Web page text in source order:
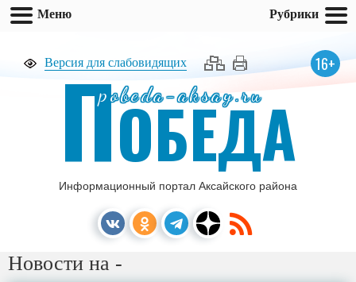
Версия для слабовидящих 16+
pobeda-aksay.ru
ПОБЕДА
Информационный портал Аксайского района
Новости на -
Меню Рубрики